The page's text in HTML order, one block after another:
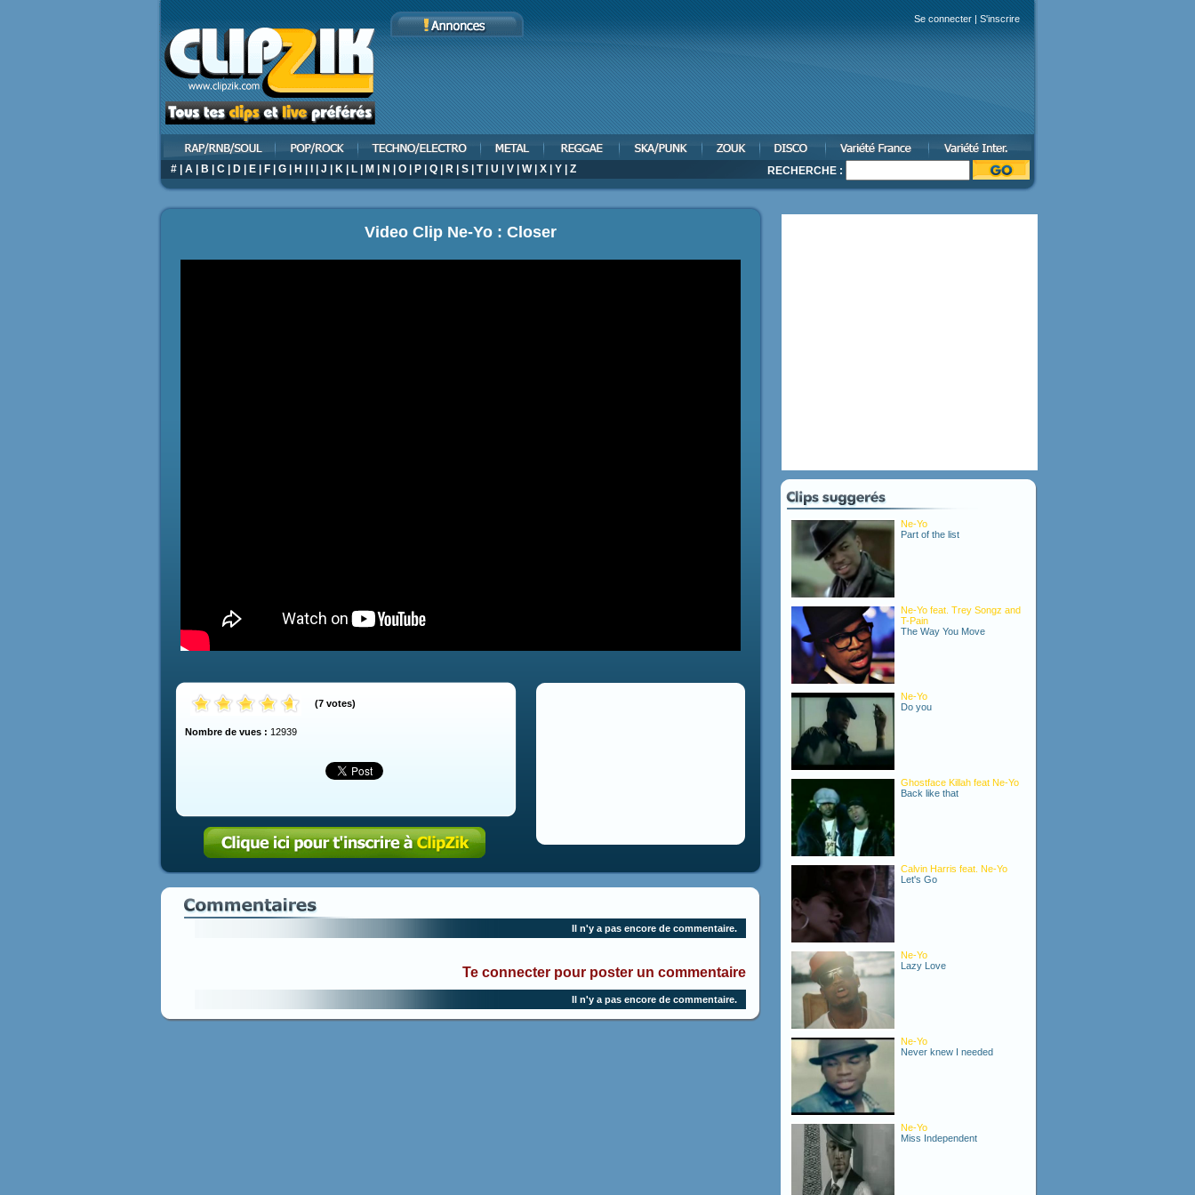
Se connecter | S'inscrire
# A B C D E F G H J K L M N O P Q R S T| U V W| X Y Z RECHERCHE :
Video Clip Ne-Yo : Closer
(7 votes)
Nombre de vues : 12939
Il n'y a pas encore de commentaire.
Te connecter pour poster un commentaire
Il n'y a pas encore de commentaire.
Ne-Yo
Part of the list
Ne-Yo feat. Trey Songz and
T-Pain
The Way You Move
Ne-Yo
Do you
Ghostface Killah feat Ne-Yo
Back like that
Calvin Harris feat. Ne-Yo
Let's Go
Ne-Yo
Lazy Love
Ne-Yo
Never knew I needed
Ne-Yo
Miss Independent